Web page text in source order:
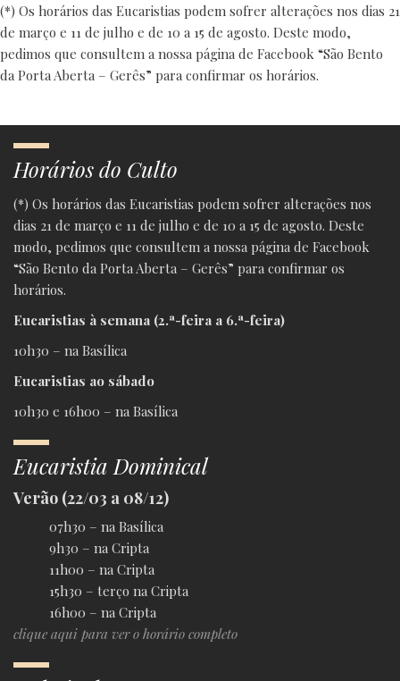
(*) Os horários das Eucaristias podem sofrer alterações nos dias 21
de março e 11 de julho e de 10 a 15 de agosto. Deste modo,
pedimos que consultem a nossa página de Facebook “São Bento
da Porta Aberta – Gerês” para confirmar os horários.
Horários do Culto
(*) Os horários das Eucaristias podem sofrer alterações nos
dias 21 de março e 11 de julho e de 10 a 15 de agosto. Deste
modo, pedimos que consultem a nossa página de Facebook
“São Bento da Porta Aberta – Gerês” para confirmar os
horários.
Eucaristias à semana (2.ª-feira a 6.ª-feira)
10h30 – na Basílica
Eucaristias ao sábado
10h30 e 16h00 – na Basílica
Eucaristia Dominical
Verão (22/03 a 08/12)
07h30 – na Basílica
9h30 – na Cripta
11h00 – na Cripta
15h30 – terço na Cripta
16h00 – na Cripta
clique aqui para ver o horário completo